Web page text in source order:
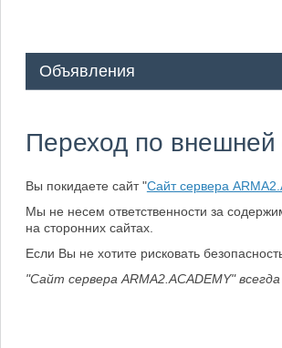
Объявления
Переход по внешней
Вы покидаете сайт "Сайт сервера
Мы не несем ответственности за
на сторонних сайтах.
Если Вы не хотите рисковать
"Сайт сервера ARMA2.ACADEMY"